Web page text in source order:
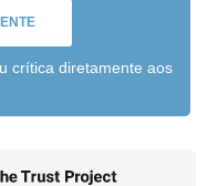
crítica diretamente aos